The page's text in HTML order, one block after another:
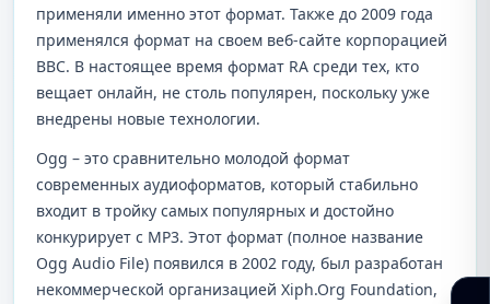
применяли именно этот формат. Также до 2009 года
применялся формат на своем веб-сайте корпорацией
BBC. В настоящее время формат RA среди тех, кто
вещает онлайн, не столь популярен, поскольку уже
внедрены новые технологии.
Ogg – это сравнительно молодой формат
современных аудиоформатов, который стабильно
входит в тройку самых популярных и достойно
конкурирует с MP3. Этот формат (полное название
Ogg Audio File) появился в 2002 году, был разработан
некоммерческой организацией Xiph.Org Foundation,